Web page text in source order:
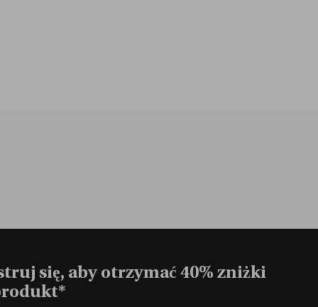
się, aby otrzymać 40% zniżki